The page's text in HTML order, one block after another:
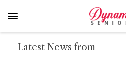
Latest News from